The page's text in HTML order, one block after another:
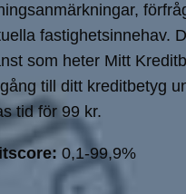
fastighetsinnehav.
som heter Mitt
till ditt kreditbetyg
tid för 99 kr.
0,1-99,9%